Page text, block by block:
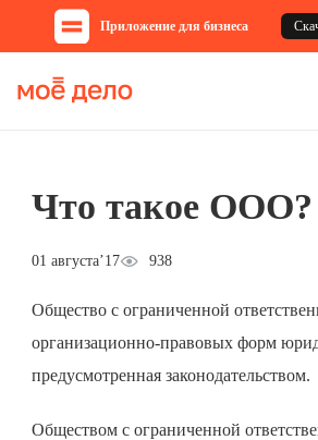
Приложение для бизнеса
Что такое ООО?
01 августа’17 938
Общество с ограниченной
организационно-правовых форм
предусмотренная законодательством.
Обществом с ограниченной